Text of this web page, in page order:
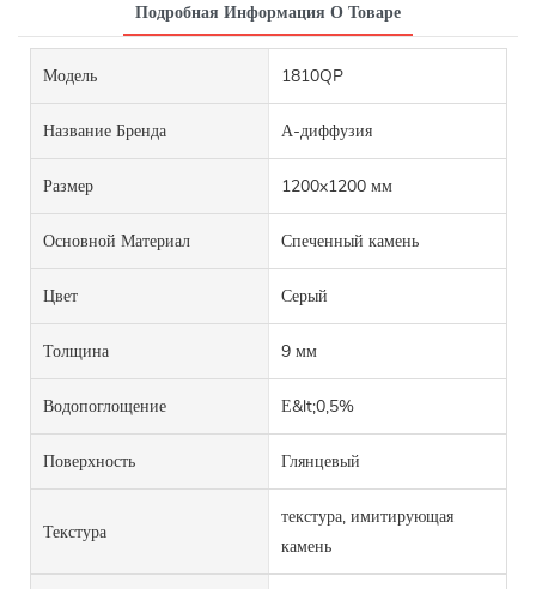
Подробная Информация О Товаре
Модель 1810QP
Название Бренда А-диффузия
Размер 1200x1200 мм
Основной Материал Спеченный камень
Цвет Серый
Толщина 9 мм
Водопоглощение Е&lt;0,5%
Поверхность Глянцевый
Текстура
текстура, имитирующая
камень